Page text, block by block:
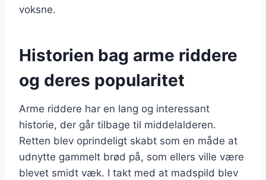
voksne.
Historien bag arme riddere
og deres popularitet
Arme riddere har en lang og interessant
historie, der går tilbage til middelalderen.
Retten blev oprindeligt skabt som en måde at
udnytte gammelt brød på, som ellers ville være
blevet smidt væk. I takt med at madspild blev